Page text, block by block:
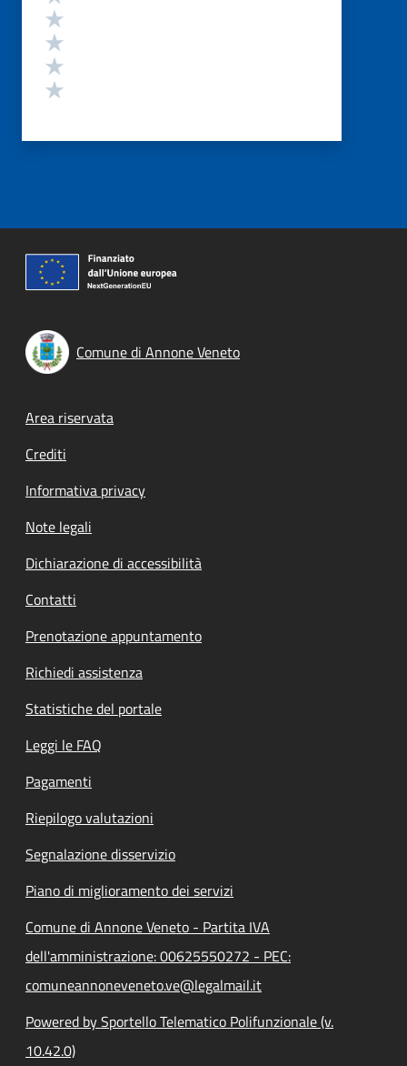
Comune di Annone Veneto
Footer menu
Area riservata
Crediti
Informativa privacy
Note legali
Dichiarazione di accessibilità
Contatti
Prenotazione appuntamento
Richiedi assistenza
Statistiche del portale
Leggi le FAQ
Pagamenti
Riepilogo valutazioni
Segnalazione disservizio
Piano di miglioramento dei servizi
Comune di Annone Veneto - Partita IVA
dell'amministrazione: 00625550272 - PEC:
comuneannoneveneto.ve@legalmail.it
Powered by Sportello Telematico Polifunzionale (v.
10.42.0)